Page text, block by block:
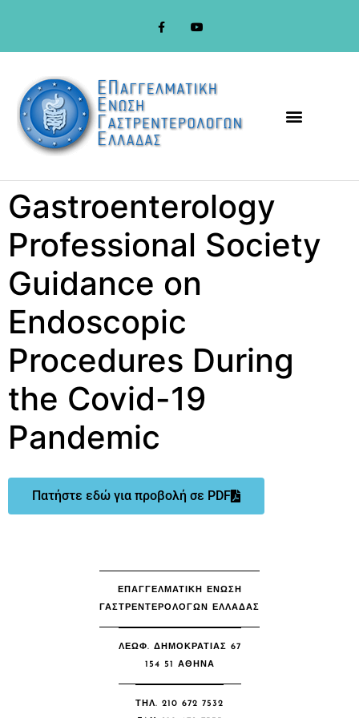
Gastroenterology
Professional Society
Guidance on
Endoscopic
Procedures During
the Covid-19
Pandemic
Πατήστε εδώ για προβολή σε PDF
ΕΠΑΓΓΕΛΜΑΤΙΚΗ ΕΝΩΣΗ
ΓΑΣΤΡΕΝΤΕΡΟΛΟΓΩΝ ΕΛΛΑΔΑΣ
ΛΕΩΦ. ΔΗΜΟΚΡΑΤΙΑΣ 67
154 51 ΑΘΉΝΑ
ΤΗΛ. 210 672 7532